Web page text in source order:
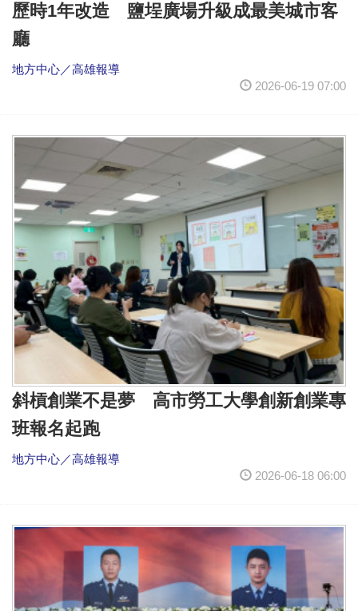
歷時1年改造 鹽埕廣場升級成最美城市客
廳
地方中心／高雄報導
2026-06-19 07:00
斜槓創業不是夢 高市勞工大學創新創業專
班報名起跑
地方中心／高雄報導
2026-06-18 06:00